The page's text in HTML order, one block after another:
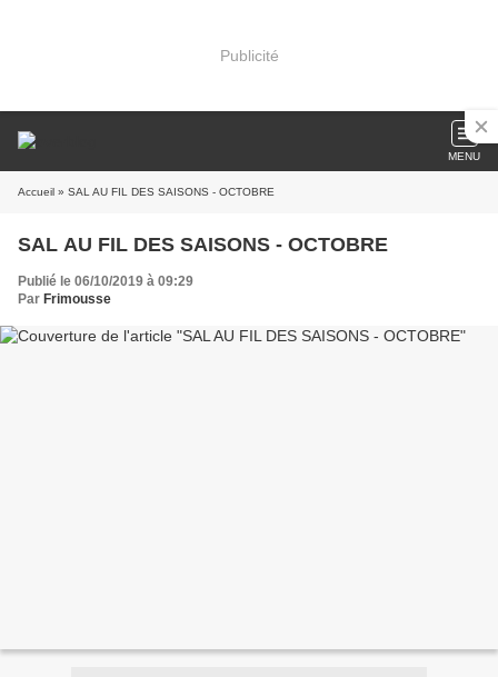
Publicité
MENU
Accueil » SAL AU FIL DES SAISONS - OCTOBRE
SAL AU FIL DES SAISONS - OCTOBRE
Publié le 06/10/2019 à 09:29
Par Frimousse